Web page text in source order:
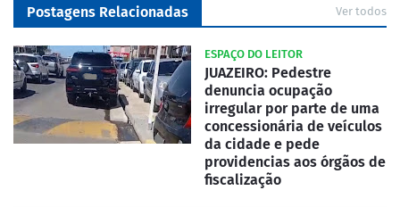
Postagens Relacionadas Ver todos
ESPAÇO DO LEITOR
JUAZEIRO: Pedestre
denuncia ocupação
irregular por parte de uma
concessionária de veículos
da cidade e pede
providencias aos órgãos de
fiscalização